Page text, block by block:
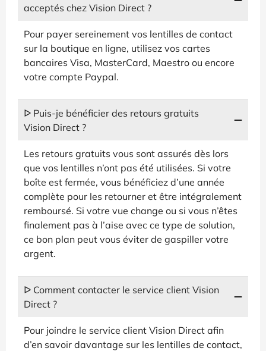
acceptés chez Vision Direct ?
Pour payer sereinement vos lentilles de contact
sur la boutique en ligne, utilisez vos cartes
bancaires Visa, MasterCard, Maestro ou encore
votre compte Paypal.
ᐅ Puis-je bénéficier des retours gratuits
Vision Direct ?
Les retours gratuits vous sont assurés dès lors
que vos lentilles n’ont pas été utilisées. Si votre
boîte est fermée, vous bénéficiez d’une année
complète pour les retourner et être intégralement
remboursé. Si votre vue change ou si vous n’êtes
finalement pas à l’aise avec ce type de solution,
ce bon plan peut vous éviter de gaspiller votre
argent.
ᐅ Comment contacter le service client Vision
Direct ?
Pour joindre le service client Vision Direct afin
d’en savoir davantage sur les lentilles de contact,